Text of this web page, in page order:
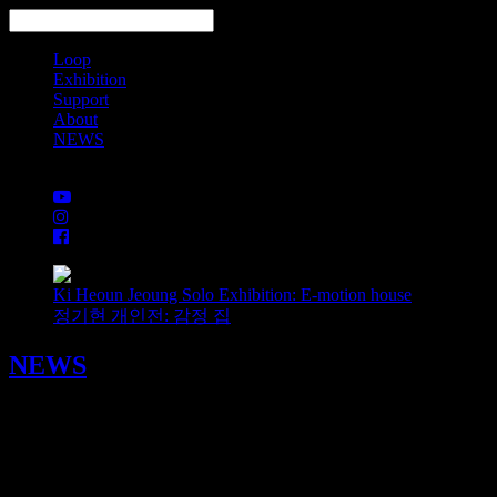
Loop
Exhibition
Support
About
NEWS
Ki Heoun Jeoung Solo Exhibition: E-motion house
정기현 개인전: 감정 집
NEWS